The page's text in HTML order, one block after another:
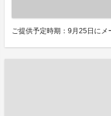
ご提供予定時期：9月25日にメ